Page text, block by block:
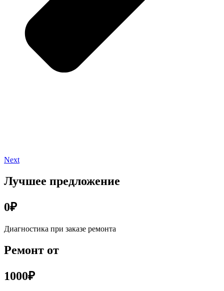
Next
Лучшее предложение
0₽
Диагностика при заказе ремонта
Ремонт от
1000₽